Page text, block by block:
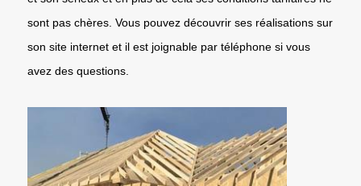
sont pas chères. Vous pouvez découvrir ses réalisations sur
son site internet et il est joignable par téléphone si vous
avez des questions.